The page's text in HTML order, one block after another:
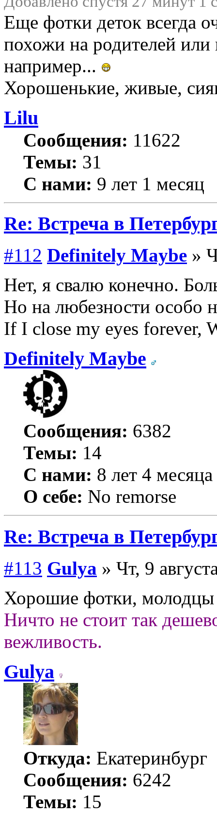
Еще фотки деток всегда
похожи на родителей или
например...
Хорошенькие, живые,
Lilu
Сообщения: 11622
Темы: 31
С нами: 9 лет 1 месяц
Re: Встреча в
#112 Definitely Maybe »
Нет, я свалю конечно.
Но на любезности особо
If I close my eyes forever,
Definitely Maybe
Сообщения: 6382
Темы: 14
С нами: 8 лет 4 месяца
О себе: No remorse
Re: Встреча в
#113 Gulya » Чт, 9
Хорошие фотки,
Ничто не стоит так
вежливость.
Gulya
Откуда: Екатеринбург
Сообщения: 6242
Темы: 15